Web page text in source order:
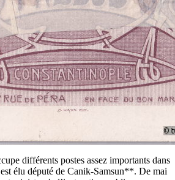
différents postes assez importants dans
élu député de Canik-Samsun**. De mai